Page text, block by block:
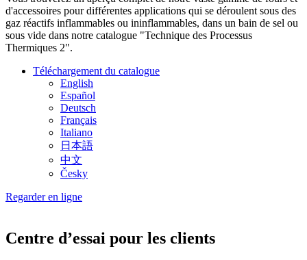
d'accessoires pour différentes applications qui se déroulent sous des
gaz réactifs inflammables ou ininflammables, dans un bain de sel ou
sous vide dans notre catalogue "Technique des Processus
Thermiques 2".
Téléchargement du catalogue
English
Español
Deutsch
Français
Italiano
日本語
中文
Česky
Regarder en ligne
Centre d’essai pour les clients